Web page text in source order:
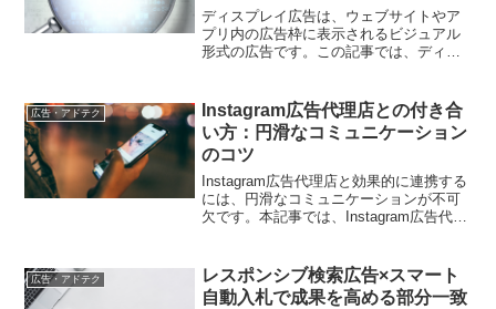
ディスプレイ広告は、ウェブサイトやア
プリ内の広告枠に表示されるビジュアル
形式の広告です。この記事では、ディス
します。また、ディスプレイ広告の効果
を高めるためのポイントも紹介します。
ディスプレイ広告を効果的に活用するた
めのヒントを得ることができます。
広告・アドテク
Instagram広告代理店との付き合
い方：円滑なコミュニケーション
のコツ
Instagram広告代理店と効果的に連携する
には、円滑なコミュニケーションが不可
欠です。本記事では、Instagram広告代理
施、課題解決に向けた協議など、コミュ
ニケーションを円滑に進めるためのコツ
を紹介します。代理店とのパートナーシ
広告・アドテク
レスポンシブ検索広告×スマート
自動入札で成果を高める部分一致